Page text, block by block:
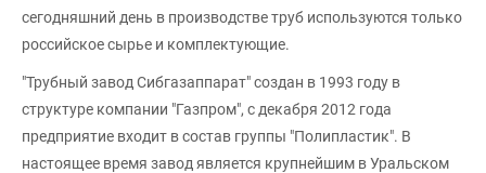
сегодняшний день в производстве труб используются только
российское сырье и комплектующие.
"Трубный завод Сибгазаппарат" создан в 1993 году в
структуре компании "Газпром", с декабря 2012 года
предприятие входит в состав группы "Полипластик". В
настоящее время завод является крупнейшим в Уральском